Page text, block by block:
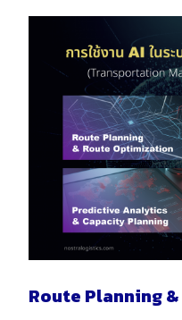
Route Planning